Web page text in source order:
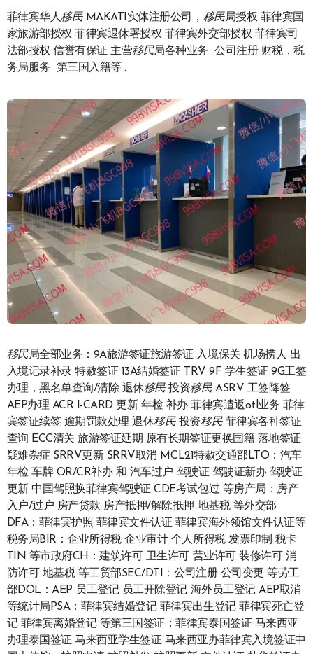
菲律宾华人移民MAKATI实体注册公司， 移民局授权 菲律宾国
家旅游部授权 菲律宾退休署授权 菲律宾外交部授权 菲律宾司
法部授权 信誉有保证 主营移民局各种业务 公司注册 财税，税
务局服务 第三国入籍等 .
移民局全部业务：9A旅游签证旅游签证 入境保关 机场捞人 出
入境记录补录 特赦签证 13A结婚签证 TRV 9F 学生签证 9G工签
办理，黑名单查询/清除 退休移民投资移民ASRV 工签降签
AEP办理 ACR I-CARD 更新 年检 补办 菲律宾遣返otl业务 菲律
宾签证续签 逾期罚款处理 退休移民投资移民菲律宾各种签证
查询 ECC清关 旅游签证延期 原有长期签证更换国籍 落地签证
疑难杂症 SRRV更新 SRRV取消 MCL21特赦交通部LTO：汽车
年检 车牌 OR/CR补办 和 汽车过户 驾驶证 驾驶证新办 驾驶证
更新 中国驾照换菲律宾驾驶证 CDE考试包过 等房产局：房产
入户/过户 房产贷款 房产抵押/解除抵押 地基税 等外交部
DFA：菲律宾护照 菲律宾文件认证 菲律宾海外领馆文件认证等
税务局BIR：企业所得税 企业审计 个人所得税 发票印制 税卡
TIN 等市政府CH：建筑许可 卫生许可 营业许可 装修许可 消
防许可 地基税 等工贸部SEC/DTI：公司注册 公司变更 等劳工
部DOL：AEP 员工登记 员工开除登记 海外员工登记 AEP取消
等统计局PSA：菲律宾结婚登记 菲律宾出生登记 菲律宾死亡登
记 菲律宾离婚登记 等第三国签证：菲律宾泰国签证 马来西亚
办理泰国签证 马来西亚学生签证 马来西亚办菲律宾入境签证中